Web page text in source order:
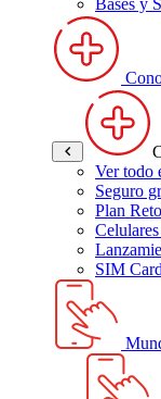
Ver todo
Seguro
Plan
SIM